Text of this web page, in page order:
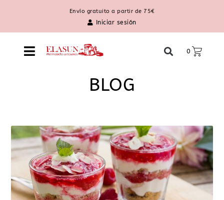
Envío gratuito a partir de 75€
Iniciar sesión
0
BLOG